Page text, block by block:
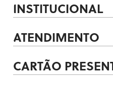
INSTITUCIONAL
ATENDIMENTO
CARTÃO